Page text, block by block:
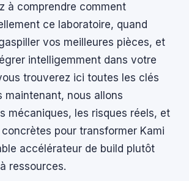
à comprendre comment
ce laboratoire, quand
gaspiller vos meilleures pièces, et
intelligemment dans votre
trouverez ici toutes les clés
maintenant, nous allons
mécaniques, les risques réels, et
pour transformer Kami
accélérateur de build plutôt
ressources.